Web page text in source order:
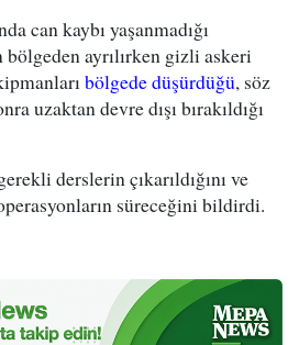
can kaybı yaşanmadığı
ayrılırken gizli askeri
bölgede düşürdüğü, söz
uzaktan devre dışı bırakıldığı
derslerin çıkarıldığını ve
süreceğini bildirdi.